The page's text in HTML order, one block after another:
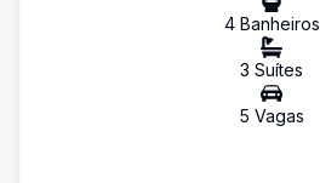
4Banheiros
3 Suítes
5 Vagas